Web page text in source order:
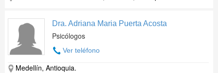
Dra. Adriana Maria Puerta Acosta
Psicólogos
Ver teléfono
Medellín, Antioquia.